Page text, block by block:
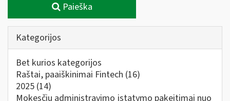
Paieška
Kategorijos
Bet kurios kategorijos
Raštai, paaiškinimai Fintech (16)
2025 (14)
Mokesčių administravimo įstatymo pakeitimai nuo